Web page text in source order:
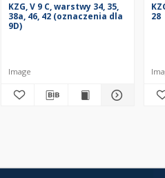
KZG, V 9 C, warstwy 34, 35,
38a, 46, 42 (oznaczenia dla
9D)
Image
28